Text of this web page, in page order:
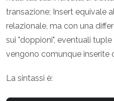
transazione; Insert equivale
relazionale, ma con una
sui "doppioni", eventuali
vengono comunque inserite
La sintassi è: